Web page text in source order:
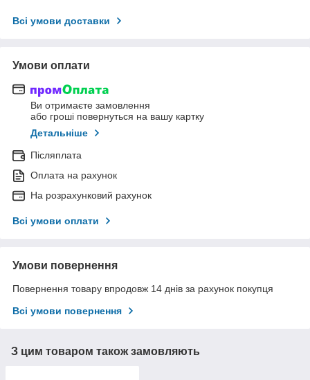
Всі умови доставки
Умови оплати
Ви отримаєте замовлення
або гроші повернуться на вашу картку
Детальніше
Післяплата
Оплата на рахунок
На розрахунковий рахунок
Всі умови оплати
Умови повернення
Повернення товару впродовж 14 днів за рахунок покупця
Всі умови повернення
З цим товаром також замовляють